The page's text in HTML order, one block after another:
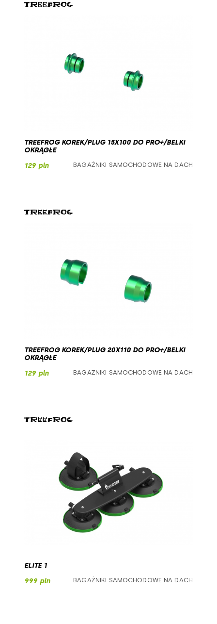
TREEFROG KOREK/PLUG 15X100 DO PRO+/BELKI
OKRĄGŁE
129 pln
BAGAŻNIKI SAMOCHODOWE NA DACH
TREEFROG KOREK/PLUG 20X110 DO PRO+/BELKI
OKRĄGŁE
129 pln
BAGAŻNIKI SAMOCHODOWE NA DACH
ELITE 1
999 pln
BAGAŻNIKI SAMOCHODOWE NA DACH